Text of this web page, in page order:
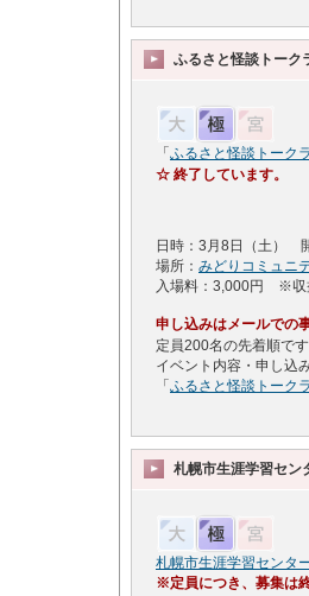
ふるさと怪談トーク
「ふるさと怪談トーク
☆ 終了しています。
日時：3月8日（土）
場所： みどりコミュニ
入場料：3,000円 ※収
申し込みはメールでの
定員200名の先着順で
イベント内容・申し込
「ふるさと怪談トーク
札幌市生涯学習セ
札幌市生涯学習センタ
※定員につき、募集は